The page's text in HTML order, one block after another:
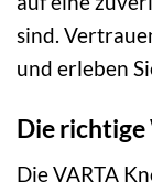
sind.
und erleben
Die richtige
Die VARTA